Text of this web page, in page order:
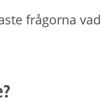
frågorna